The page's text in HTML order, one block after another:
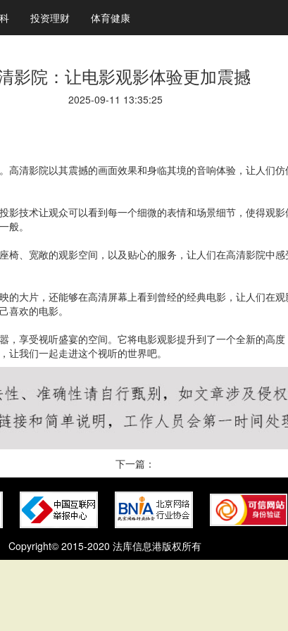
投资理财 体育健康
影院：让电影观影体验更加震撼
2025-09-11 13:35:25
清影院以其震撼的画面效果和身临其境的音响体验，让人们
技术让观众可以看到每一个细微的表情和场景细节，使得观
般。
、宽敞的观影空间，以及贴心的服务，让人们在高清影院中
大片，还能够在高清屏幕上看到曾经的经典电影，让人们在
喜欢的电影。
享受视听盛宴的空间。它将电影观影提升到了一个全新的高
我们一起走进这个视听的世界吧。
下一篇：
Copyright© 2015-2020 法库信息港版权所有